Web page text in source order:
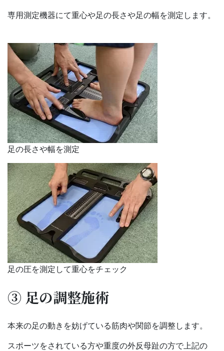
専用測定機器にて重心や足の長さや足の幅を測定します。
足の長さや幅を測定
足の圧を測定して重心をチェック
③ 足の調整施術
本来の足の動きを妨げている筋肉や関節を調整します。
スポーツをされている方や重度の外反母趾の方で上記の